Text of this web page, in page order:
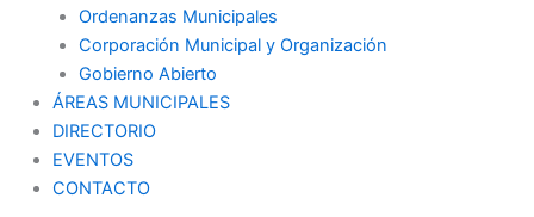
Ordenanzas Municipales
Corporación Municipal y Organización
Gobierno Abierto
ÁREAS MUNICIPALES
DIRECTORIO
EVENTOS
CONTACTO